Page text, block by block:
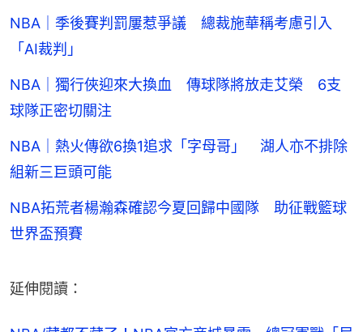
NBA｜季後賽判罰屢惹爭議 總裁施華稱考慮引入
「AI裁判」
NBA｜獨行俠迎來大換血 傳球隊將放走艾榮 6支
球隊正密切關注
NBA｜熱火傳欲6換1追求「字母哥」 湖人亦不排除
組新三巨頭可能
NBA拓荒者楊瀚森確認今夏回歸中國隊 助征戰籃球
世界盃預賽
延伸閱讀：